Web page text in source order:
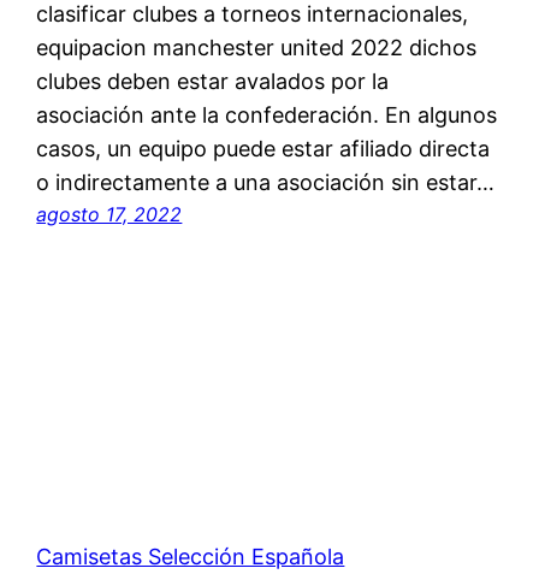
clasificar clubes a torneos internacionales,
equipacion manchester united 2022 dichos
clubes deben estar avalados por la
asociación ante la confederación. En algunos
casos, un equipo puede estar afiliado directa
o indirectamente a una asociación sin estar…
agosto 17, 2022
Camisetas Selección Española